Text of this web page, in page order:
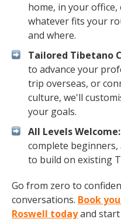
home, in your
whatever fits your
and where.
Tailored Tibetano
to advance your
trip overseas, or
culture, we'll
your goals.
All Levels Welcome:
complete
to build on existing
Go from zero to
conversations. Book
Roswell todayand start